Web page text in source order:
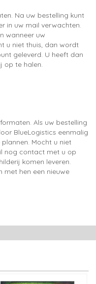
Na uw bestelling kunt
in uw mail verwachten.
wanneer uw
u niet thuis, dan wordt
geleverd. U heeft dan
op te halen.
Als uw bestelling
BlueLogistics eenmalig
Mocht u niet
nog contact met u op
komen leveren.
met hen een nieuwe